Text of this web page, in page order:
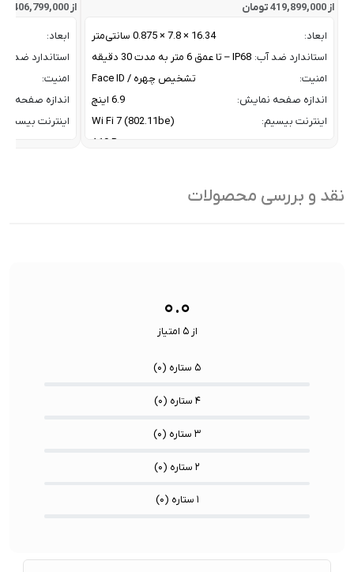
از 419,899,000 تومان
ابعاد:
16.34 × 7.8 × 0.875 سانتی‌متر
استاندارد ضد آب: IP68 – تا عمق 6 متر به مدت 30 دقیقه
امنیت:
تشخیص چهره / Face ID
اندازه صفحه نمایش:
6.9 اینچ
اینترنت بیسیم:
Wi Fi 7 (802.11be)
A19 Pro
تراکم پیکسلی:
از 406,799,000 تومان
ابعاد:
استاندارد ضد
امنیت:
اندازه صفحه
اینترنت بیسیم:
نقد و بررسی محصولات
۰.۰
از ۵ امتیاز
۵ ستاره ( ۰)
۴ ستاره ( ۰)
۳ ستاره ( ۰)
۲ ستاره ( ۰)
۱ ستاره ( ۰)